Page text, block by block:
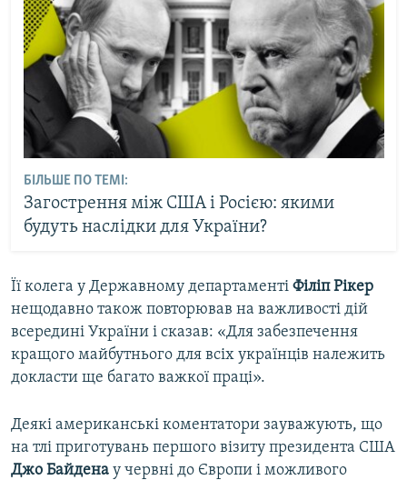
БІЛЬШЕ ПО ТЕМІ:
Загострення між США і Росією: якими
будуть наслідки для України?
Її колега у Державному департаменті Філіп Рікер
нещодавно також повторював на важливості дій
всередині України і сказав: «Для забезпечення
кращого майбутнього для всіх українців належить
докласти ще багато важкої праці».
Деякі американські коментатори зауважують, що
на тлі приготувань першого візиту президента США
Джо Байдена у червні до Європи і можливого